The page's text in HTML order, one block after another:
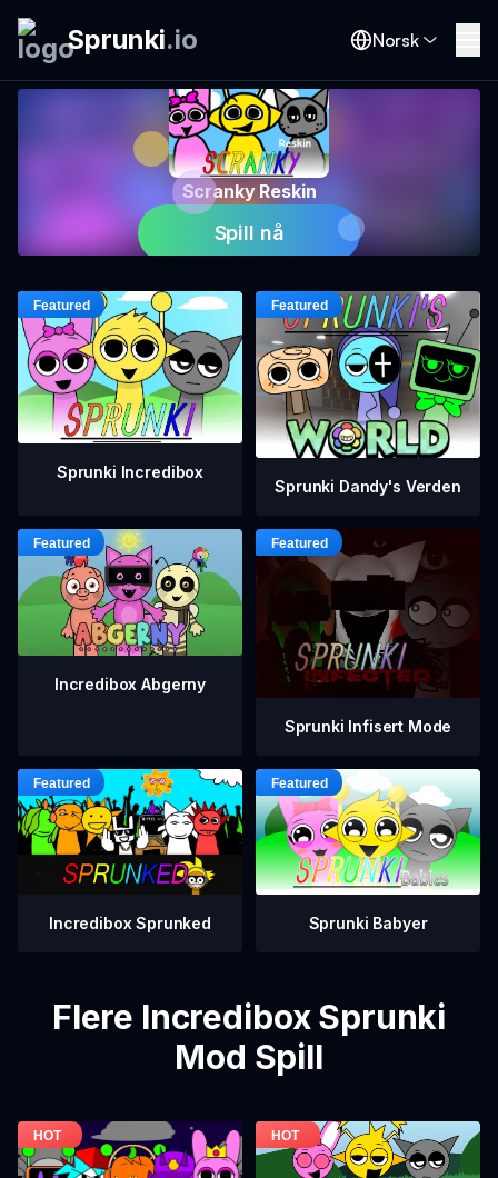
Sprunki.io Norsk
Scranky Reskin
Spill nå
Sprunki Incredibox
Sprunki Dandy's Verden
Incredibox Abgerny
Sprunki Infisert Mode
Incredibox Sprunked Sprunki Babyer
Flere Incredibox Sprunki
Mod Spill